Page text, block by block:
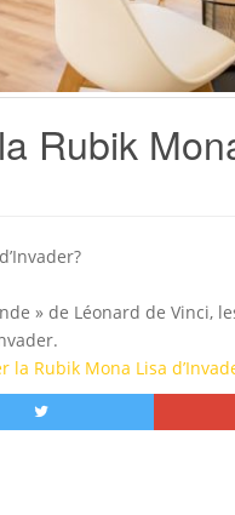
Rubik
» de Léonard de Vinci,
la Rubik Mona Lisa